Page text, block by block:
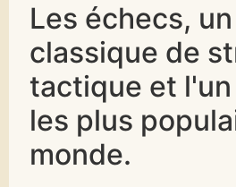
Les échecs,
classique de
tactique et
les plus
monde.